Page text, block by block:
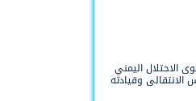
الاحتلال اليمني
وقيادته